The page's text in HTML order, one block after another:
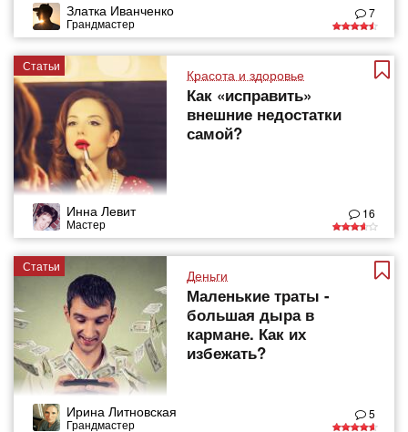
Златка Иванченко
Грандмастер
7
Статьи
Красота и здоровье
Как «исправить»
внешние недостатки
самой?
Инна Левит
Мастер
16
Статьи
Деньги
Маленькие траты -
большая дыра в
кармане. Как их
избежать?
Ирина Литновская
Грандмастер
5